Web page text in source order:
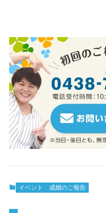
イベント 成婚のご報告